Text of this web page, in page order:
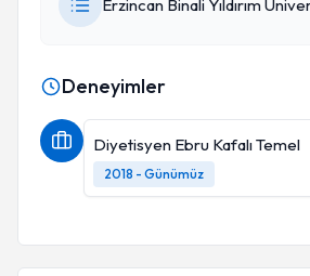
Erzincan Binali Yıldırım
Deneyimler
Diyetisyen Ebru Kafalı Temel
2018 - Günümüz